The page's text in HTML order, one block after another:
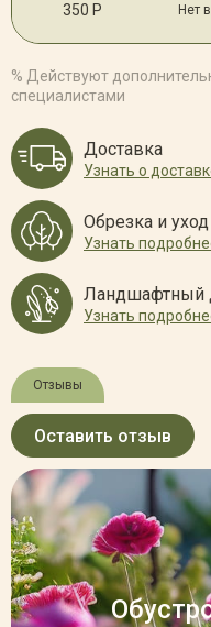
350 Р Нет
% Действуют
специалистами
Доставка
Узнать о
Обрезка и
Узнать
Ландшафтный
Узнать
Отзывы
Оставить отзыв